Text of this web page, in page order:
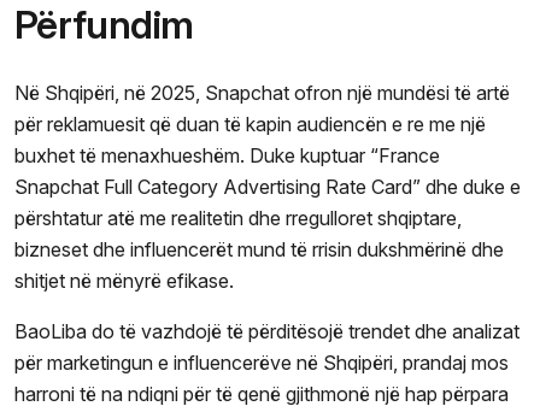
Përfundim
Në Shqipëri, në 2025, Snapchat ofron një mundësi të artë
për reklamuesit që duan të kapin audiencën e re me një
buxhet të menaxhueshëm. Duke kuptuar “France
Snapchat Full Category Advertising Rate Card” dhe duke e
përshtatur atë me realitetin dhe rregulloret shqiptare,
bizneset dhe influencerët mund të rrisin dukshmërinë dhe
shitjet në mënyrë efikase.
BaoLiba do të vazhdojë të përditësojë trendet dhe analizat
për marketingun e influencerëve në Shqipëri, prandaj mos
harroni të na ndiqni për të qenë gjithmonë një hap përpara